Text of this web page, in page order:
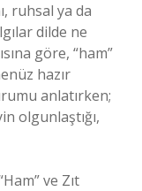
ruhsal ya da
dilde ne
göre, “ham”
hazır
anlatırken;
olgunlaştığı,
ve Zıt